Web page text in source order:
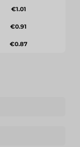
€1.01
€0.91
€0.87